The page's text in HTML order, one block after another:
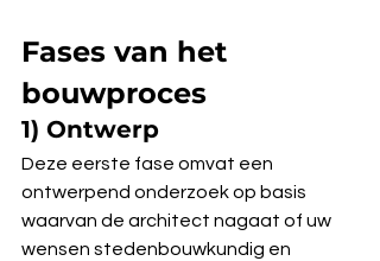
Fases van het
bouwproces
1) Ontwerp
Deze eerste fase omvat een
ontwerpend onderzoek op basis
waarvan de architect nagaat of uw
wensen stedenbouwkundig en